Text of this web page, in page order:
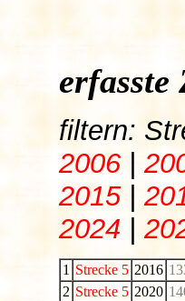
erfasste
filtern:
2006|
2015|
2024 |
1 Strecke 5 2016
2 Strecke 5 2020